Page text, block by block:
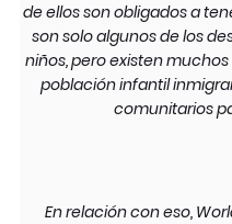
de ellos son obligados a
son solo algunos de los
niños, pero existen
población infantil
comunitarios
En relación con eso,